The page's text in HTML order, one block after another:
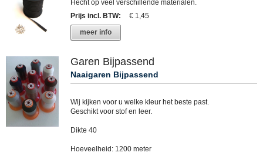
Hecht op veel verschillende materialen.
Prijs incl. BTW:
€ 1,45
meer info
Garen Bijpassend
Naaigaren Bijpassend
Wij kijken voor u welke kleur het beste past.
Geschikt voor stof en leer.
Dikte 40
Hoeveelheid: 1200 meter